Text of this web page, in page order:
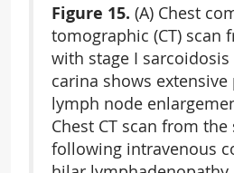
Figure 15. (A) Chest
tomographic (CT) scan
with stage I
carina shows extensive
lymph node
Chest CT scan from
following intravenous